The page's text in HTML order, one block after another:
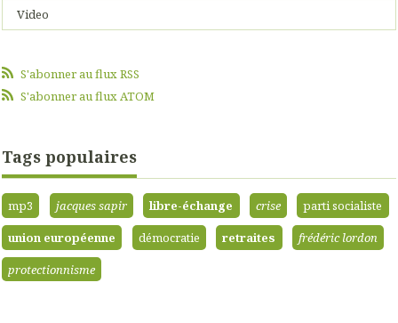
Video
S'abonner au flux RSS
S'abonner au flux ATOM
Tags populaires
mp3 jacques sapir libre-échange crise
parti socialiste
union européenne
démocratie retraites
frédéric lordon
protectionnisme